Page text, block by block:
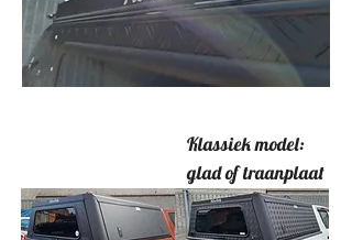
Klassiek model:
glad of traanplaat